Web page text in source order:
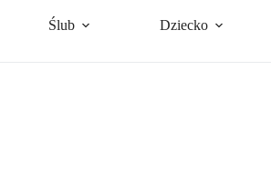
Ślub Dziecko